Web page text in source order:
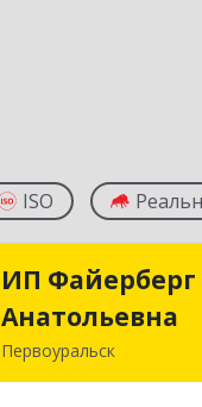
ISO
ИП Файерберг
Анатольевна
Первоуральск
ИП